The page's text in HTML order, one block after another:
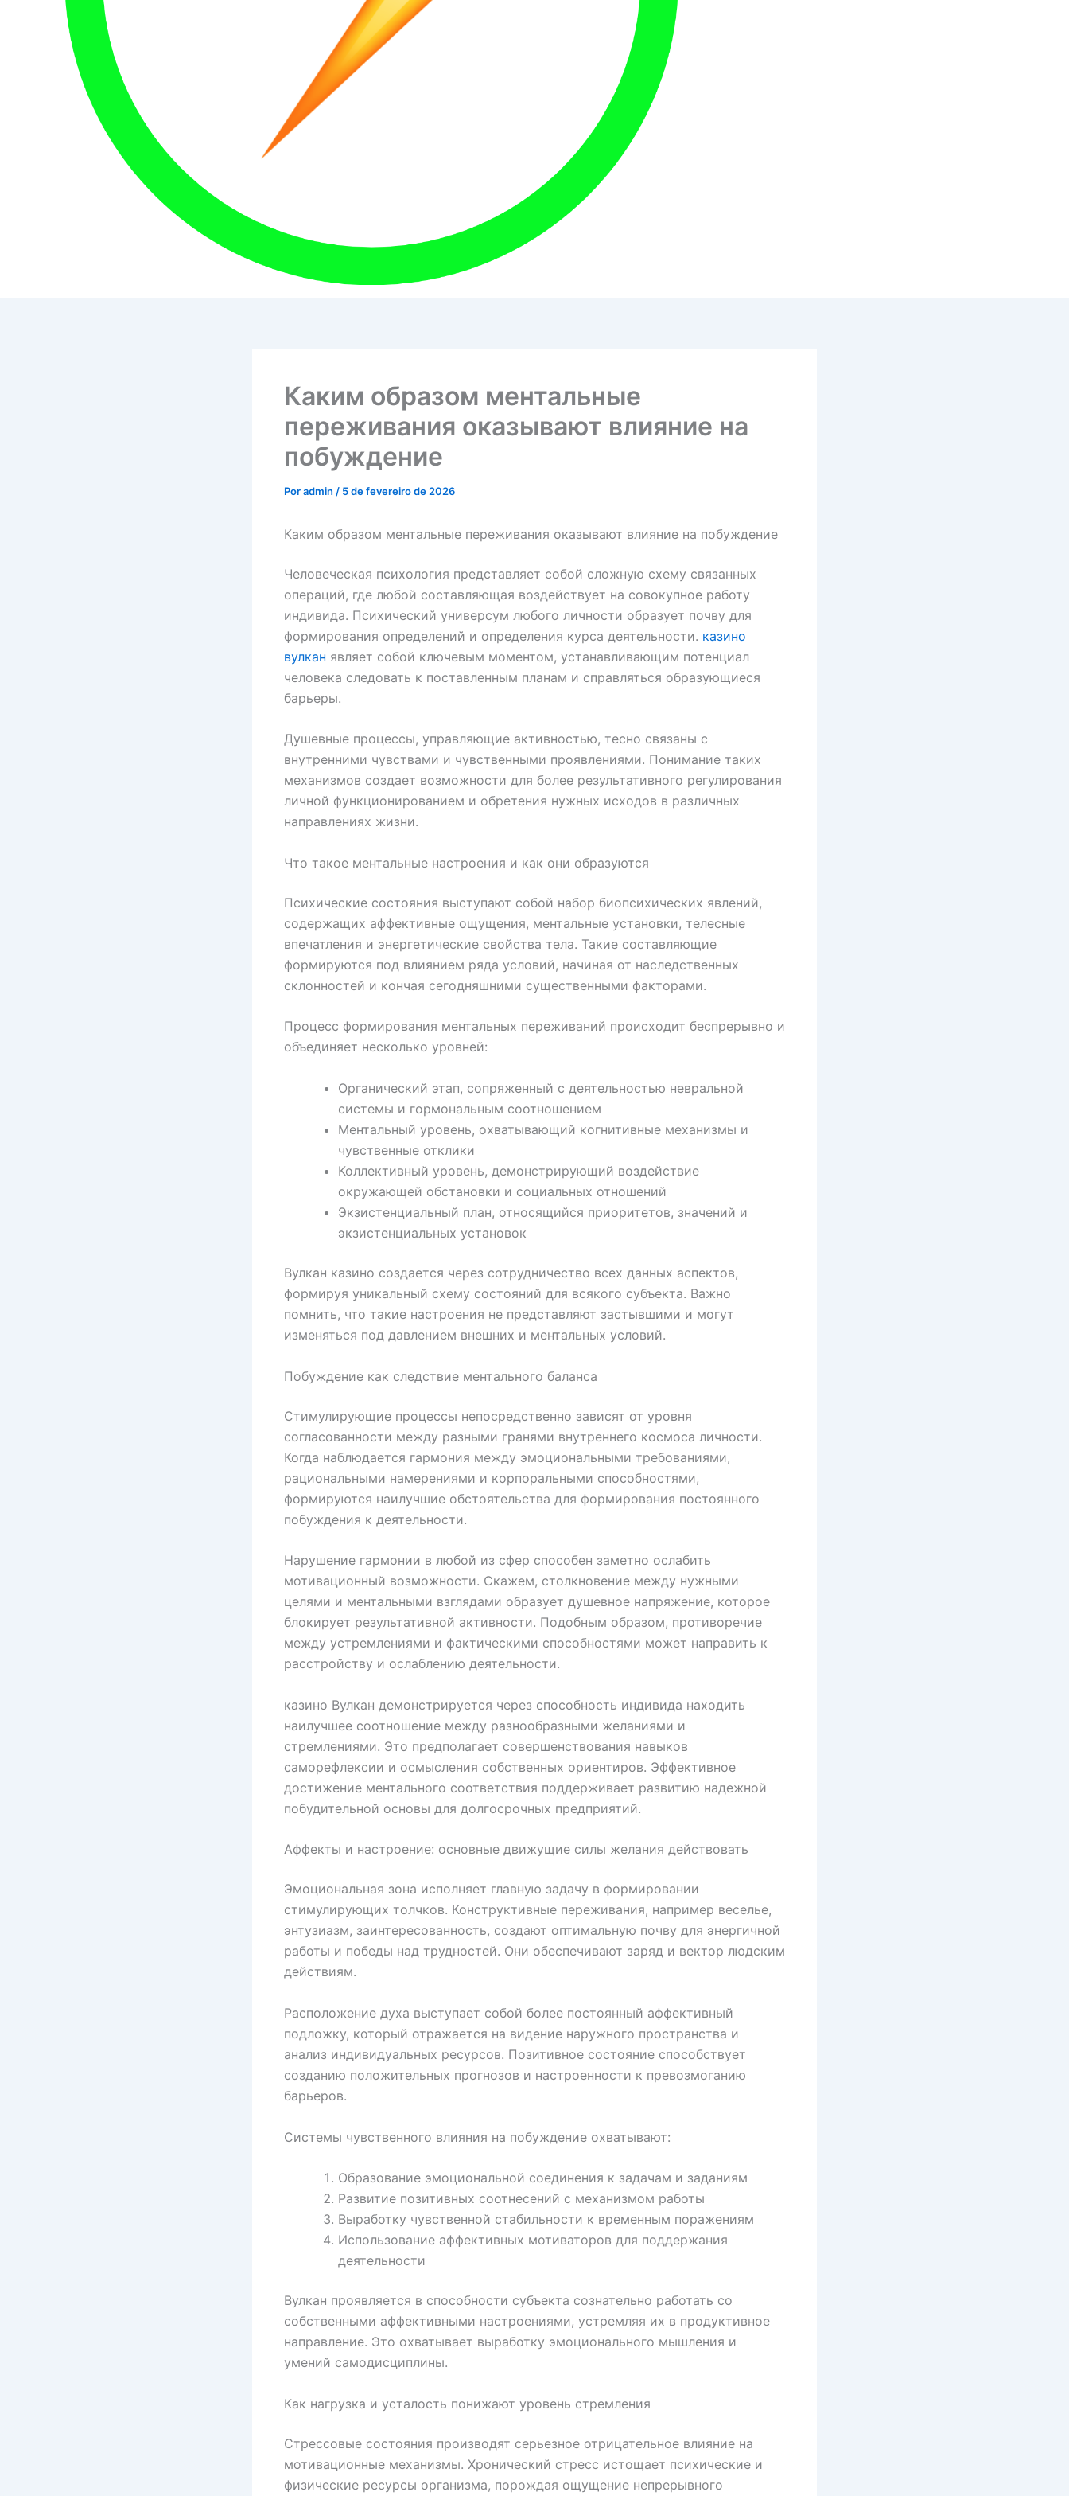
Каким образом ментальные
переживания оказывают влияние на
побуждение
Poradmin / 5 de fevereiro de 2026
Каким образом ментальные переживания оказывают влияние на побуждение
Человеческая психология представляет собой сложную схему связанных
операций, где любой составляющая воздействует на совокупное работу
индивида. Психический универсум любого личности образует почву для
формирования определений и определения курса деятельности. казино
вулкан являет собой ключевым моментом, устанавливающим потенциал
человека следовать к поставленным планам и справляться образующиеся
барьеры.
Душевные процессы, управляющие активностью, тесно связаны с
внутренними чувствами и чувственными проявлениями. Понимание таких
механизмов создает возможности для более результативного регулирования
личной функционированием и обретения нужных исходов в различных
направлениях жизни.
Что такое ментальные настроения и как они образуются
Психические состояния выступают собой набор биопсихических явлений,
содержащих аффективные ощущения, ментальные установки, телесные
впечатления и энергетические свойства тела. Такие составляющие
формируются под влиянием ряда условий, начиная от наследственных
склонностей и кончая сегодняшними существенными факторами.
Процесс формирования ментальных переживаний происходит беспрерывно и
объединяет несколько уровней:
Органический этап, сопряженный с деятельностью невральной
системы и гормональным соотношением
Ментальный уровень, охватывающий когнитивные механизмы и
чувственные отклики
Коллективный уровень, демонстрирующий воздействие
окружающей обстановки и социальных отношений
Экзистенциальный план, относящийся приоритетов, значений и
экзистенциальных установок
Вулкан казино создается через сотрудничество всех данных аспектов,
формируя уникальный схему состояний для всякого субъекта. Важно
помнить, что такие настроения не представляют застывшими и могут
изменяться под давлением внешних и ментальных условий.
Побуждение как следствие ментального баланса
Стимулирующие процессы непосредственно зависят от уровня
согласованности между разными гранями внутреннего космоса личности.
Когда наблюдается гармония между эмоциональными требованиями,
рациональными намерениями и корпоральными способностями,
формируются наилучшие обстоятельства для формирования постоянного
побуждения к деятельности.
Нарушение гармонии в любой из сфер способен заметно ослабить
мотивационный возможности. Скажем, столкновение между нужными
целями и ментальными взглядами образует душевное напряжение, которое
блокирует результативной активности. Подобным образом, противоречие
между устремлениями и фактическими способностями может направить к
расстройству и ослаблению деятельности.
казино Вулкан демонстрируется через способность индивида находить
наилучшее соотношение между разнообразными желаниями и
стремлениями. Это предполагает совершенствования навыков
саморефлексии и осмысления собственных ориентиров. Эффективное
достижение ментального соответствия поддерживает развитию надежной
побудительной основы для долгосрочных предприятий.
Аффекты и настроение: основные движущие силы желания действовать
Эмоциональная зона исполняет главную задачу в формировании
стимулирующих толчков. Конструктивные переживания, например веселье,
энтузиазм, заинтересованность, создают оптимальную почву для энергичной
работы и победы над трудностей. Они обеспечивают заряд и вектор людским
действиям.
Расположение духа выступает собой более постоянный аффективный
подложку, который отражается на видение наружного пространства и
анализ индивидуальных ресурсов. Позитивное состояние способствует
созданию положительных прогнозов и настроенности к превозмоганию
барьеров.
Системы чувственного влияния на побуждение охватывают:
Образование эмоциональной соединения к задачам и заданиям
Развитие позитивных соотнесений с механизмом работы
Выработку чувственной стабильности к временным поражениям
Использование аффективных мотиваторов для поддержания
деятельности
Вулкан проявляется в способности субъекта сознательно работать со
собственными аффективными настроениями, устремляя их в продуктивное
направление. Это охватывает выработку эмоционального мышления и
умений самодисциплины.
Как нагрузка и усталость понижают уровень стремления
Стрессовые состояния производят серьезное отрицательное влияние на
мотивационные механизмы. Хронический стресс истощает психические и
физические ресурсы организма, порождая ощущение непрерывного